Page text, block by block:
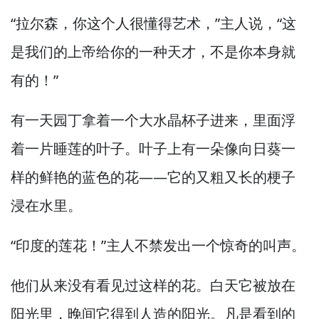
“拉尔森， 你这个人很懂得艺术，”主人说， “这
是我们的上帝给你的一种天才， 不是你本身就
有的！”
有一天园丁拿着一个大水晶杯子进来， 里面浮
着一片睡莲的叶子。 叶子上有一朵像向日葵一
样的鲜艳的蓝色的花——它的又粗又长的梗子
浸在水里。
“印度的莲花！”主人不禁发出一个惊奇的叫声。
他们从来没有看见过这样的花。 白天它被放在
阳光里， 晚间它得到人造的阳光。 凡是看到的